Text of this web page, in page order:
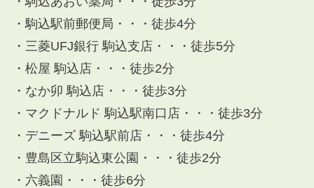
・駒込駅前郵便局・・・徒歩4分
・三菱UFJ銀行 駒込支店・・・徒歩5分
・松屋 駒込店・・・徒歩2分
・なか卯 駒込店・・・徒歩3分
・マクドナルド 駒込駅南口店・・・徒歩3分
・デニーズ 駒込駅前店・・・徒歩4分
・豊島区立駒込東公園・・・徒歩2分
・六義園・・・徒歩6分